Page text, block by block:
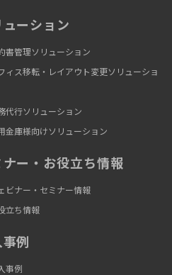
ューション
書管理ソリューション
ィス移転・レイアウト変更ソリューショ
代行ソリューション
金庫様向けソリューション
ナー・お役立ち情報
ビナー・セミナー情報
立ち情報
例
事例